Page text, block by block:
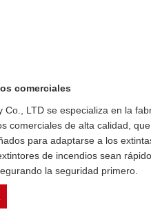
comerciales
Co., LTD se especializa en la
comerciales de alta calidad,
para adaptarse a los
de incendios sean
la seguridad primero.